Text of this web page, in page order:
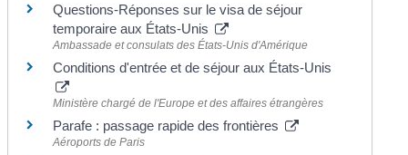
Questions-Réponses sur le visa de séjour
temporaire aux États-Unis
Ambassade et consulats des États-Unis d'Amérique
Conditions d'entrée et de séjour aux États-Unis
Ministère chargé de l'Europe et des affaires étrangères
Parafe : passage rapide des frontières
Aéroports de Paris